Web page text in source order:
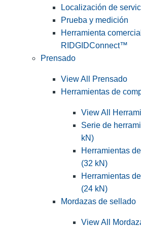
Localización de
Prueba y medición
Herramienta
RIDGIDConnect™
Prensado
View All Prensado
Herramientas de
View All
Serie de
kN)
Herramientas
(32 kN)
Herramientas
(24 kN)
Mordazas de sellado
View All